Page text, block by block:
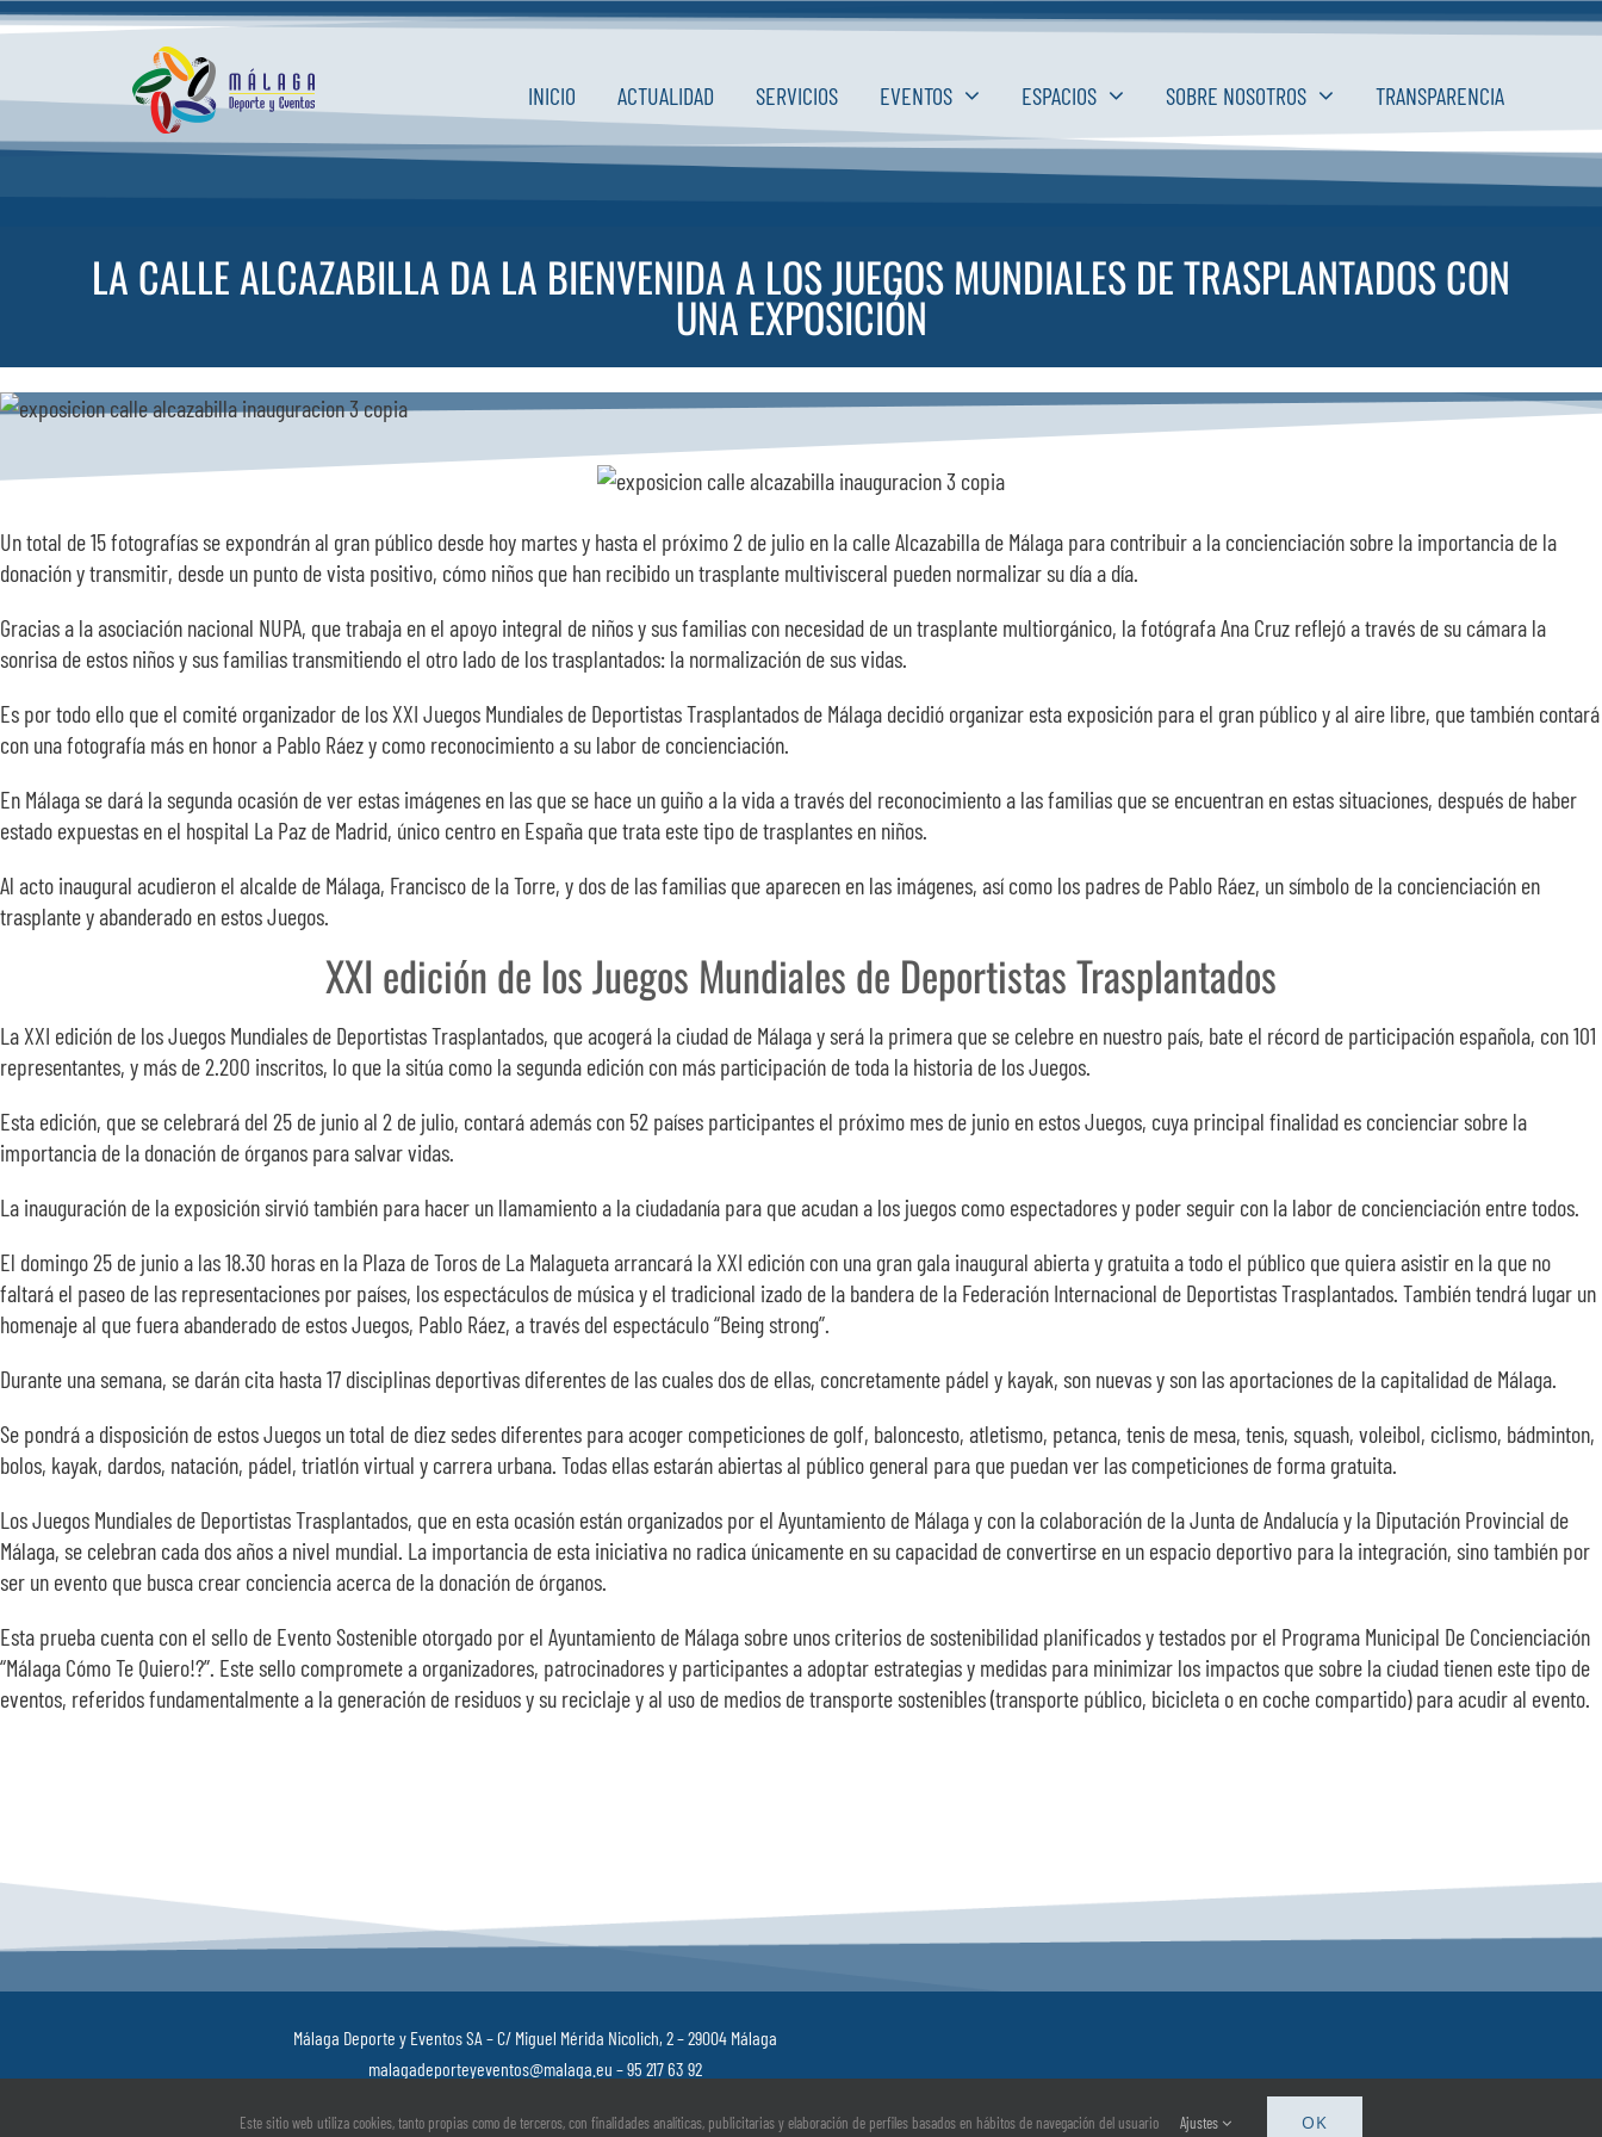
Saltar
INICIO ACTUALIDAD SERVICIOS EVENTOS ESPACIOS SOBRE NOSOTROS TRANSPARENCIA
LA CALLE ALCAZABILLA DA LA BIENVENIDA A LOS JUEGOS MUNDIALES DE TRASPLANTADOS CON
UNA EXPOSICIÓN
Un total de 15 fotografías se expondrán al gran público desde hoy martes y hasta el próximo 2 de julio en la calle Alcazabilla de Málaga para contribuir a la concienciación sobre la importancia de la
donación y transmitir, desde un punto de vista positivo, cómo niños que han recibido un trasplante multivisceral pueden normalizar su día a día.
Gracias a la asociación nacional NUPA, que trabaja en el apoyo integral de niños y sus familias con necesidad de un trasplante multiorgánico, la fotógrafa Ana Cruz reflejó a través de su cámara la
sonrisa de estos niños y sus familias transmitiendo el otro lado de los trasplantados: la normalización de sus vidas.
Es por todo ello que el comité organizador de los XXI Juegos Mundiales de Deportistas Trasplantados de Málaga decidió organizar esta exposición para el gran público y al aire libre, que también contará
con una fotografía más en honor a Pablo Ráez y como reconocimiento a su labor de concienciación.
En Málaga se dará la segunda ocasión de ver estas imágenes en las que se hace un guiño a la vida a través del reconocimiento a las familias que se encuentran en estas situaciones, después de haber
estado expuestas en el hospital La Paz de Madrid, único centro en España que trata este tipo de trasplantes en niños.
Al acto inaugural acudieron el alcalde de Málaga, Francisco de la Torre, y dos de las familias que aparecen en las imágenes, así como los padres de Pablo Ráez, un símbolo de la concienciación en
trasplante y abanderado en estos Juegos.
XXI edición de los Juegos Mundiales de Deportistas Trasplantados
La XXI edición de los Juegos Mundiales de Deportistas Trasplantados, que acogerá la ciudad de Málaga y será la primera que se celebre en nuestro país, bate el récord de participación española, con 101
representantes, y más de 2.200 inscritos, lo que la sitúa como la segunda edición con más participación de toda la historia de los Juegos.
Esta edición, que se celebrará del 25 de junio al 2 de julio, contará además con 52 países participantes el próximo mes de junio en estos Juegos, cuya principal finalidad es concienciar sobre la
importancia de la donación de órganos para salvar vidas.
La inauguración de la exposición sirvió también para hacer un llamamiento a la ciudadanía para que acudan a los juegos como espectadores y poder seguir con la labor de concienciación entre todos.
El domingo 25 de junio a las 18.30 horas en la Plaza de Toros de La Malagueta arrancará la XXI edición con una gran gala inaugural abierta y gratuita a todo el público que quiera asistir en la que no
faltará el paseo de las representaciones por países, los espectáculos de música y el tradicional izado de la bandera de la Federación Internacional de Deportistas Trasplantados. También tendrá lugar un
homenaje al que fuera abanderado de estos Juegos, Pablo Ráez, a través del espectáculo “Being strong”.
Durante una semana, se darán cita hasta 17 disciplinas deportivas diferentes de las cuales dos de ellas, concretamente pádel y kayak, son nuevas y son las aportaciones de la capitalidad de Málaga.
Se pondrá a disposición de estos Juegos un total de diez sedes diferentes para acoger competiciones de golf, baloncesto, atletismo, petanca, tenis de mesa, tenis, squash, voleibol, ciclismo, bádminton,
bolos, kayak, dardos, natación, pádel, triatlón virtual y carrera urbana. Todas ellas estarán abiertas al público general para que puedan ver las competiciones de forma gratuita.
Los Juegos Mundiales de Deportistas Trasplantados, que en esta ocasión están organizados por el Ayuntamiento de Málaga y con la colaboración de la Junta de Andalucía y la Diputación Provincial de
Málaga, se celebran cada dos años a nivel mundial. La importancia de esta iniciativa no radica únicamente en su capacidad de convertirse en un espacio deportivo para la integración, sino también por
ser un evento que busca crear conciencia acerca de la donación de órganos.
Esta prueba cuenta con el sello de Evento Sostenible otorgado por el Ayuntamiento de Málaga sobre unos criterios de sostenibilidad planificados y testados por el Programa Municipal De Concienciación
“Málaga Cómo Te Quiero!?”. Este sello compromete a organizadores, patrocinadores y participantes a adoptar estrategias y medidas para minimizar los impactos que sobre la ciudad tienen este tipo de
eventos, referidos fundamentalmente a la generación de residuos y su reciclaje y al uso de medios de transporte sostenibles (transporte público, bicicleta o en coche compartido) para acudir al evento.
Málaga Deporte y Eventos SA – C/ Miguel Mérida Nicolich, 2 – 29004 Málaga
malagadeporteyeventos@malaga.eu – 95 217 63 92
Política de privacidad –Aviso Legal–Política de cookies–Canal ético–Registro de Actividades de Tratamiento
Este sitio web utiliza cookies, tanto propias como de terceros, con finalidades analíticas, publicitarias y elaboración de perfiles basados en hábitos de navegación del usuario Ajustes OK